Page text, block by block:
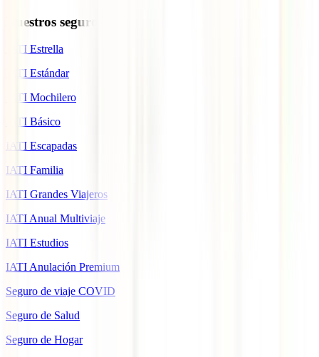
Nuestros seguros
IATI Estrella
IATI Estándar
IATI Mochilero
IATI Básico
IATI Escapadas
IATI Familia
IATI Grandes Viajeros
IATI Anual Multiviaje
IATI Estudios
IATI Anulación Premium
Seguro de viaje COVID
Seguro de Salud
Seguro de Hogar